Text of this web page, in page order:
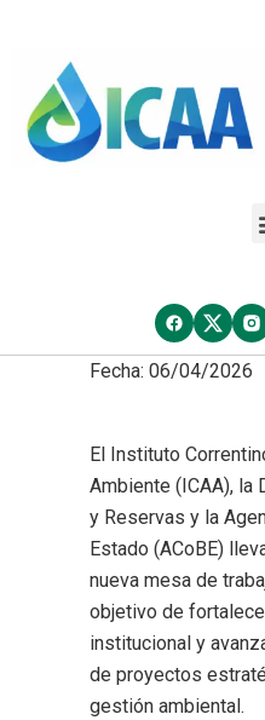
Fecha: 06/04/2026
El Instituto
Ambiente (ICAA), la
y Reservas y la
Estado (ACoBE)
nueva mesa de
objetivo de
institucional y
de proyectos
gestión ambiental.